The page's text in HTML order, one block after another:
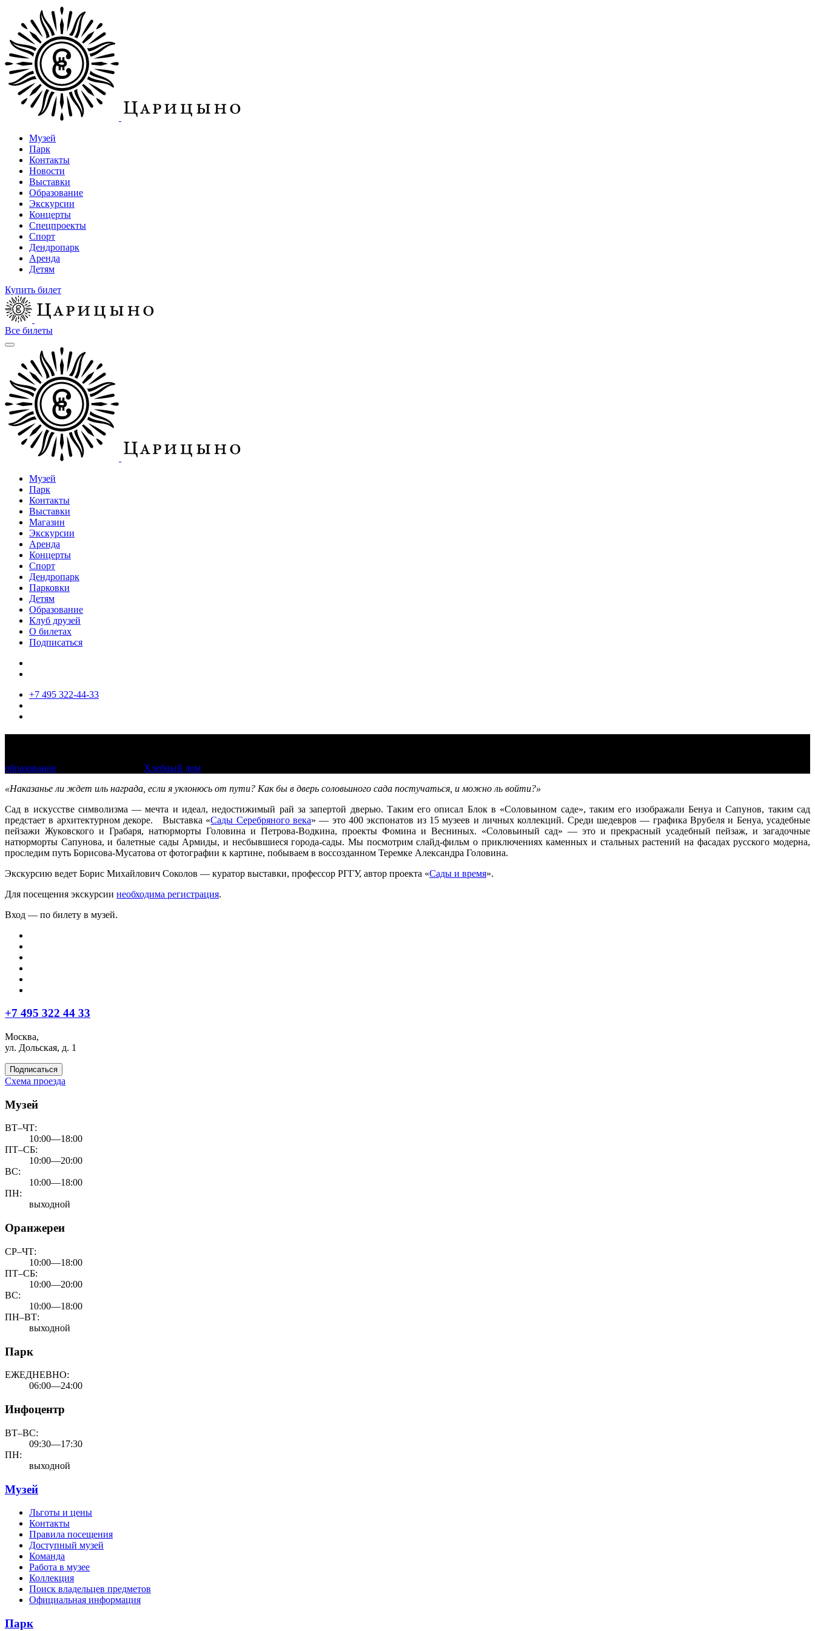
Музей
Парк
Контакты
Новости
Выставки
Образование
Экскурсии
Концерты
Спецпроекты
Спорт
Дендропарк
Аренда
Детям
Купить билет
Все билеты
Музей
Парк
Контакты
Выставки
Магазин
Экскурсии
Аренда
Концерты
Спорт
Дендропарк
Парковки
Детям
Образование
Клуб друзей
О билетах
Подписаться
+7 495 322-44-33
образование
Хлебный дом
«Наказанье ли ждет иль награда, если я уклонюсь от пути? Как бы в дверь соловьиного сада постучаться, и можно ль войти?»
Сад в искусстве символизма — мечта и идеал, недостижимый рай за запертой дверью. Таким его описал Блок в «Соловьином саде», таким его изображали Бенуа и Сапунов, таким сад
предстает в архитектурном декоре. Выставка «Сады Серебряного века» — это 400 экспонатов из 15 музеев и личных коллекций. Среди шедевров — графика Врубеля и Бенуа, усадебные
пейзажи Жуковского и Грабаря, натюрморты Головина и Петрова-Водкина, проекты Фомина и Весниных. «Соловьиный сад» — это и прекрасный усадебный пейзаж, и загадочные
натюрморты Сапунова, и балетные сады Армиды, и несбывшиеся города-сады. Мы посмотрим слайд-фильм о приключениях каменных и стальных растений на фасадах русского модерна,
проследим путь Борисова-Мусатова от фотографии к картине, побываем в воссозданном Теремке Александра Головина.
Экскурсию ведет Борис Михайлович Соколов — куратор выставки, профессор РГГУ, автор проекта «Сады и время».
Для посещения экскурсии необходима регистрация.
Вход — по билету в музей.
+7 495 322 44 33
Москва,
ул. Дольская, д. 1
Подписаться
Схема проезда
Музей
ВТ–ЧТ:
10:00—18:00
ПТ–СБ:
10:00—20:00
ВС:
10:00—18:00
ПН:
выходной
Оранжереи
СР–ЧТ:
10:00—18:00
ПТ–СБ:
10:00—20:00
ВС:
10:00—18:00
ПН–ВТ:
выходной
Парк
ЕЖЕДНЕВНО:
06:00—24:00
Инфоцентр
ВТ–ВС:
09:30—17:30
ПН:
выходной
Музей
Льготы и цены
Контакты
Правила посещения
Доступный музей
Команда
Работа в музее
Коллекция
Поиск владельцев предметов
Официальная информация
Парк